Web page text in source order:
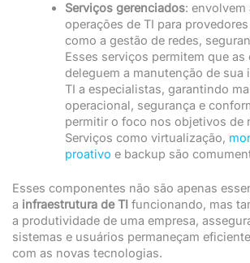
Serviços gerenciados: envolvem
operações de TI para
como a gestão de redes,
Esses serviços permitem que as
deleguem a manutenção de sua
TI a especialistas, garantindo
operacional, segurança e
permitir o foco nos objetivos de
Serviços como virtualização,
proativo e backup são
Esses componentes não são apenas
a infraestrutura de TI funcionando, mas
a produtividade de uma empresa,
sistemas e usuários permaneçam
com as novas tecnologias.